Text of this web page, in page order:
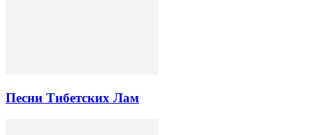
Песни Тибетских Лам